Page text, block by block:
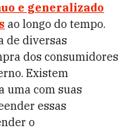
e generalizado
ao longo do tempo.
de diversas
dos consumidores
Existem
uma com suas
essas
o